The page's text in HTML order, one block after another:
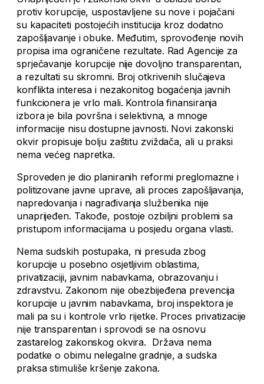
protiv korupcije, uspostavljene su nove i pojačani
su kapaciteti postojećih institucija kroz dodatno
zapošljavanje i obuke. Međutim, sprovođenje novih
propisa ima ograničene rezultate. Rad Agencije za
sprječavanje korupcije nije dovoljno transparentan,
a rezultati su skromni. Broj otkrivenih slučajeva
konflikta interesa i nezakonitog bogaćenja javnih
funkcionera je vrlo mali. Kontrola finansiranja
izbora je bila površna i selektivna, a mnoge
informacije nisu dostupne javnosti. Novi zakonski
okvir propisuje bolju zaštitu zviždača, ali u praksi
nema većeg napretka.
Sproveden je dio planiranih reformi preglomazne i
politizovane javne uprave, ali proces zapošljavanja,
napredovanja i nagrađivanja službenika nije
unaprijeđen. Takođe, postoje ozbiljni problemi sa
pristupom informacijama u posjedu organa vlasti.
Nema sudskih postupaka, ni presuda zbog
korupcije u posebno osjetljivim oblastima,
privatizaciji, javnim nabavkama, obrazovanju i
zdravstvu. Zakonom nije obezbijeđena prevencija
korupcije u javnim nabavkama, broj inspektora je
mali pa su i kontrole vrlo rijetke. Proces privatizacije
nije transparentan i sprovodi se na osnovu
zastarelog zakonskog okvira. Država nema
podatke o obimu nelegalne gradnje, a sudska
praksa stimuliše kršenje zakona.